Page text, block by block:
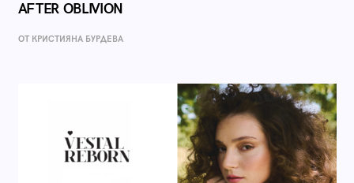
AFTER OBLIVION
ОТ КРИСТИЯНА БУРДЕВА